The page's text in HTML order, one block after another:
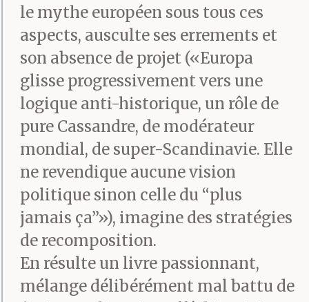
le mythe européen sous tous ces
aspects, ausculte ses errements et
son absence de projet («Europa
glisse progressivement vers une
logique anti-historique, un rôle de
pure Cassandre, de modérateur
mondial, de super-Scandinavie. Elle
ne revendique aucune vision
politique sinon celle du “plus
jamais ça”»), imagine des stratégies
de recomposition.
En résulte un livre passionnant,
mélange délibérément mal battu de